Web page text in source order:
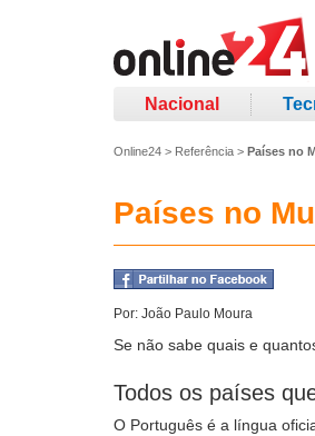
Nacional
Online24 > Referência > Países no
Países no
Por: João Paulo Moura
Se não sabe quais e
Todos os países
O Português é a língua